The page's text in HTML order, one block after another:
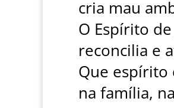
cria mau
O Espírito
reconcilia e
Que espírito
na família,